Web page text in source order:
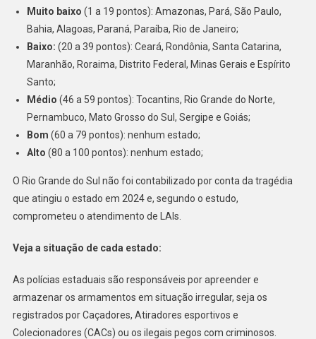
Muito baixo (1 a 19 pontos): Amazonas, Pará, São Paulo,
Bahia, Alagoas, Paraná, Paraíba, Rio de Janeiro;
Baixo: (20 a 39 pontos): Ceará, Rondônia, Santa Catarina,
Maranhão, Roraima, Distrito Federal, Minas Gerais e Espírito
Santo;
Médio (46 a 59 pontos): Tocantins, Rio Grande do Norte,
Pernambuco, Mato Grosso do Sul, Sergipe e Goiás;
Bom (60 a 79 pontos): nenhum estado;
Alto (80 a 100 pontos): nenhum estado;
O Rio Grande do Sul não foi contabilizado por conta da tragédia
que atingiu o estado em 2024 e, segundo o estudo,
comprometeu o atendimento de LAIs.
Veja a situação de cada estado:
As polícias estaduais são responsáveis por apreender e
armazenar os armamentos em situação irregular, seja os
registrados por Caçadores, Atiradores esportivos e
Colecionadores (CACs) ou os ilegais pegos com criminosos.